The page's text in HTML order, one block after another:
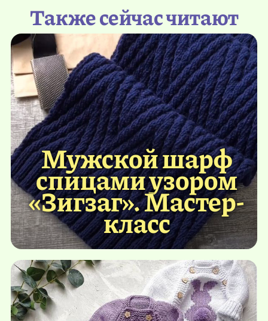
Также сейчас читают
Мужской шарф
спицами узором
«Зигзаг». Мастер-
класс